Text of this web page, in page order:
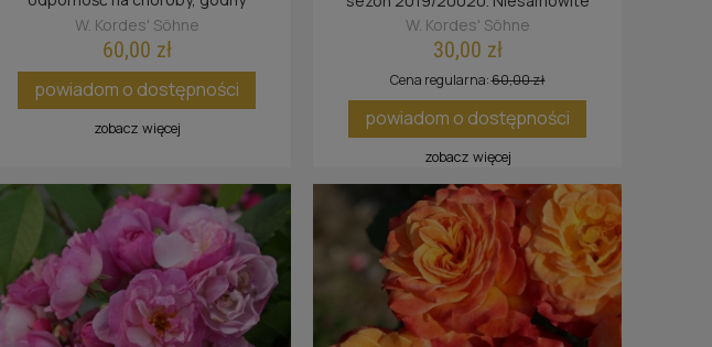
przedstawiciel serii Parfuma
W. Kordes' Söhne
60,00 zł
powiadom o dostępności
zobacz więcej
połączenie zapomnianego zapachu
paczuli i mirry oraz jabłka, ziemi, przypraw
orientu, moreli i innych owoców. Bardzo
dobra odporność na choroby grzybowe.
W. Kordes' Söhne
30,00 zł
Cena regularna:60,00 zł
powiadom o dostępności
zobacz więcej